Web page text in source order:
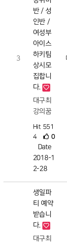
3
반 / 성
인반 /
여성부
아이스
하키팀
상시모
집합니
다.
대구최
강의꿈
Hit 551
4
0
Date
2018-1
2-28
생일파
티 예약
받습니
다.
대구최